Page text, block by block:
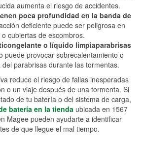
aumenta el riesgo de accidentes.
poca profundidad en la banda de
deficiente puede ser peligrosa en
cubiertas de escombros.
o líquido limpiaparabrisas
puede provocar sobrecalentamiento o
parabrisas durante las tormentas.
reduce el riesgo de fallas inesperadas
o un viaje después de una tormenta. Si
de tu batería o del sistema de carga,
batería en la tienda ubicada en 1567
Magee pueden ayudarte a identificar
de que llegue el mal tiempo.